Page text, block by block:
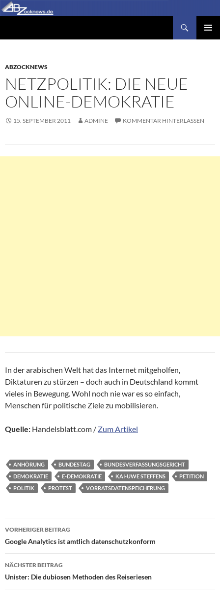
Zum
Inhalt
ABZOCKNEWS
NETZPOLITIK: DIE NEUE
ONLINE-DEMOKRATIE
15. SEPTEMBER 2011 ADMINE KOMMENTAR HINTERLASSEN
In der arabischen Welt hat das Internet mitgeholfen,
Diktaturen zu stürzen – doch auch in Deutschland kommt
vieles in Bewegung. Wohl noch nie war es so einfach,
Menschen für politische Ziele zu mobilisieren.
Quelle: Handelsblatt.com / Zum Artikel
ANHÖRUNG BUNDESTAG
BUNDESVERFASSUNGSGERICHT
DEMOKRATIE
E-DEMOKRATIE KAI-UWE STEFFENS
PETITION
POLITIK
PROTEST VORRATSDATENSPEICHERUNG
Beitragsnavigation
VORHERIGER BEITRAG
Google Analytics ist amtlich datenschutzkonform
NÄCHSTER BEITRAG
Unister: Die dubiosen Methoden des Reiseriesen